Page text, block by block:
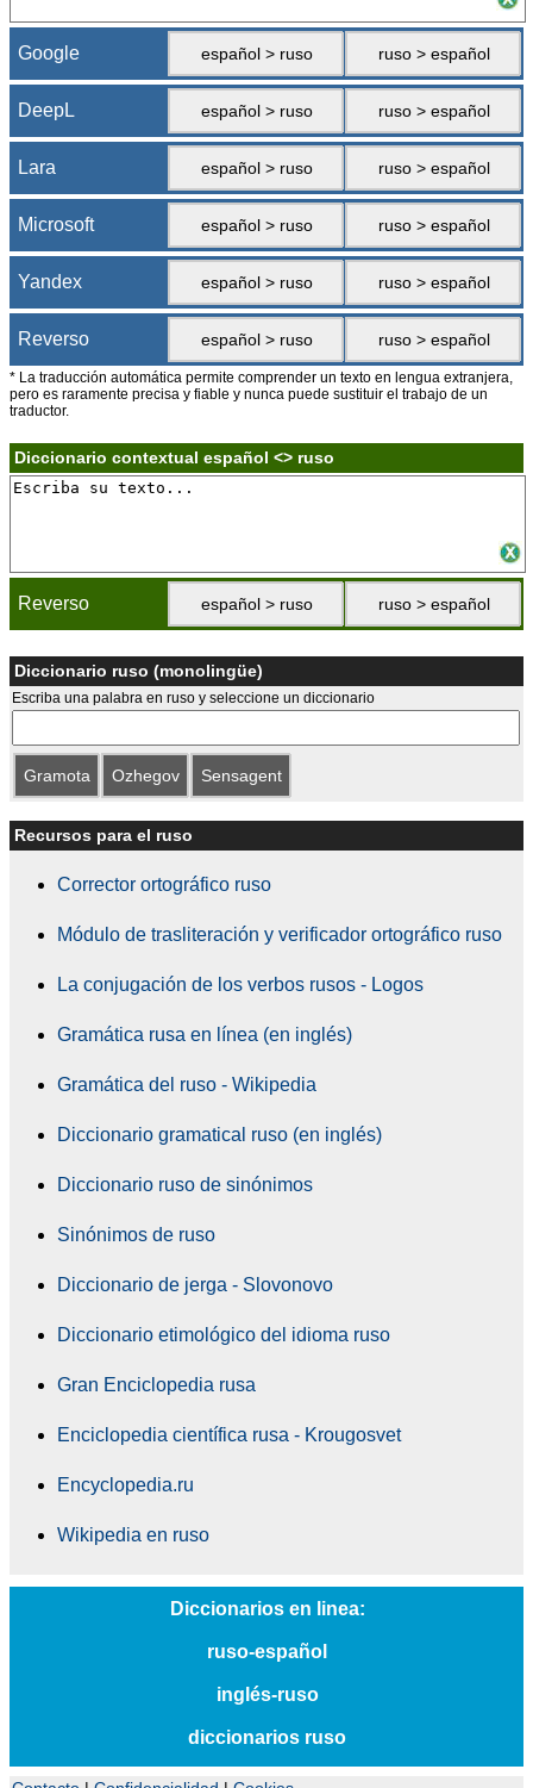
Google español > ruso ruso > español
DeepL español > ruso ruso > español
Lara español > ruso ruso > español
Microsoft español > ruso ruso > español
Yandex español > ruso ruso > español
Reverso español > ruso ruso > español
* La traducción automática permite comprender un texto en lengua extranjera,
pero es raramente precisa y fiable y nunca puede sustituir el trabajo de un
traductor.
Diccionario contextual español <> ruso
Reverso español > ruso ruso > español
Diccionario ruso (monolingüe)
Escriba una palabra en ruso y seleccione un diccionario
Gramota Ozhegov Sensagent
Recursos para el ruso
Corrector ortográfico ruso
Módulo de trasliteración y verificador ortográfico ruso
La conjugación de los verbos rusos - Logos
Gramática rusa en línea (en inglés)
Gramática del ruso - Wikipedia
Diccionario gramatical ruso (en inglés)
Diccionario ruso de sinónimos
Sinónimos de ruso
Diccionario de jerga - Slovonovo
Diccionario etimológico del idioma ruso
Gran Enciclopedia rusa
Enciclopedia científica rusa - Krougosvet
Encyclopedia.ru
Wikipedia en ruso
Diccionarios en linea:
ruso-español
inglés-ruso
diccionarios ruso